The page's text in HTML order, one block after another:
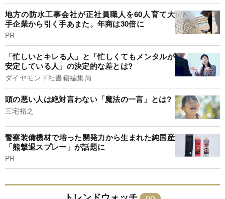
地方の防水工事会社が正社員職人を60人育て大
手企業から引く手あまた。年商は30倍に
PR
「忙しいとキレる人」と「忙しくてもメンタルが
安定している人」の決定的な差とは?
ダイヤモンド社書籍編集局
頭の悪い人は絶対言わない「魔法の一言」とは?
三宅裕之
警察装備機材で培った開発力から生まれた純国産
「熊撃退スプレー」が話題に
PR